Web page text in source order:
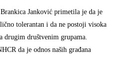
Janković primetila je da je
tolerantan i da ne postoji visoka
drugim društvenim grupama.
da je odnos naših građana